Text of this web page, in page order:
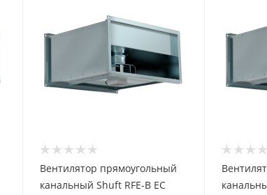
Вентилятор прямоугольный
канальный Shuft RFE-B EC